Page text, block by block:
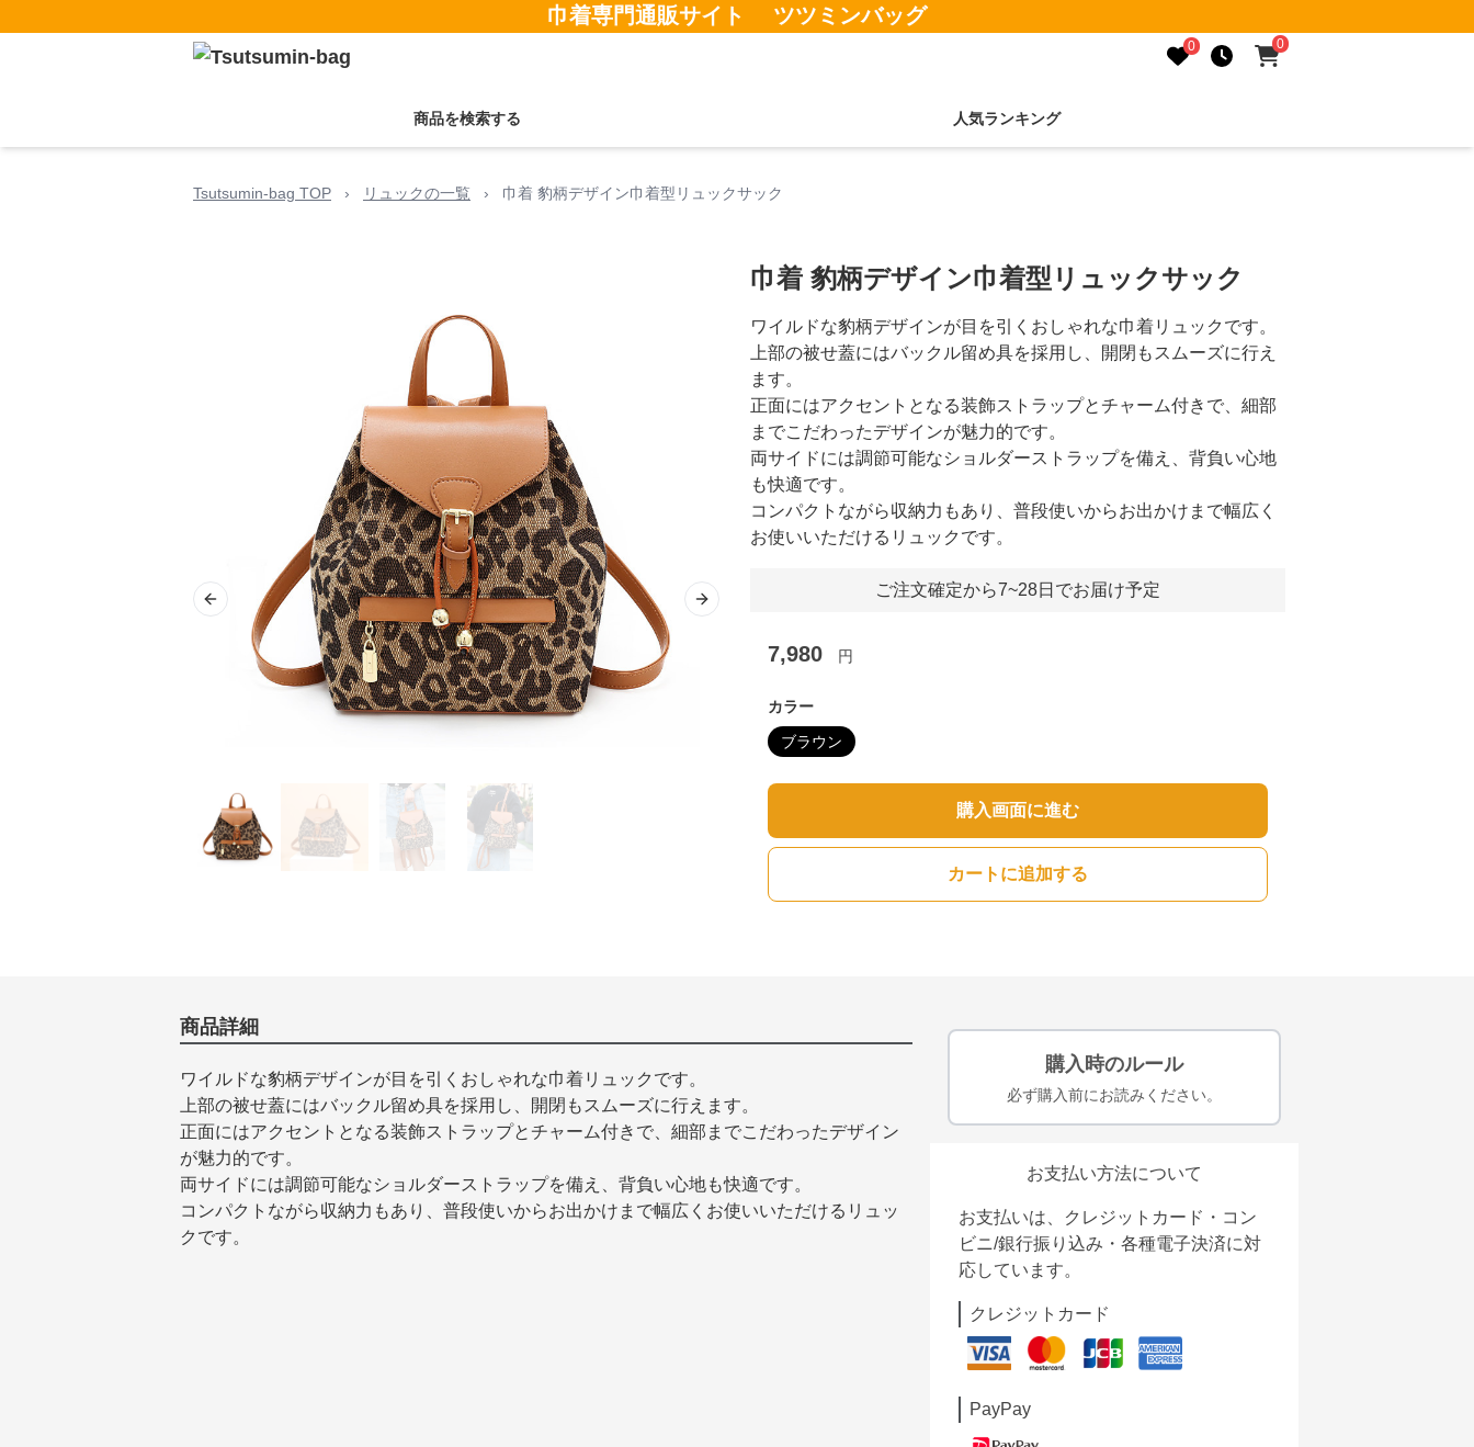
巾着専門通販サイト ツツミンバッグ
0 0
商品を検索する 人気ランキング
Tsutsumin-bag TOP › リュックの一覧 › 巾着 豹柄デザイン巾着型リュックサック
Previous slide Next slide
巾着 豹柄デザイン巾着型リュックサック
ワイルドな豹柄デザインが目を引くおしゃれな巾着リュックです。
上部の被せ蓋にはバックル留め具を採用し、開閉もスムーズに行え
ます。
正面にはアクセントとなる装飾ストラップとチャーム付きで、細部
までこだわったデザインが魅力的です。
両サイドには調節可能なショルダーストラップを備え、背負い心地
も快適です。
コンパクトながら収納力もあり、普段使いからお出かけまで幅広く
お使いいただけるリュックです。
ご注文確定から7~28日でお届け予定
7,980 円
カラー
ブラウン
購入画面に進む
カートに追加する
商品詳細
ワイルドな豹柄デザインが目を引くおしゃれな巾着リュックです。
上部の被せ蓋にはバックル留め具を採用し、開閉もスムーズに行えます。
正面にはアクセントとなる装飾ストラップとチャーム付きで、細部までこだわったデザイン
が魅力的です。
両サイドには調節可能なショルダーストラップを備え、背負い心地も快適です。
コンパクトながら収納力もあり、普段使いからお出かけまで幅広くお使いいただけるリュッ
クです。
購入時のルール
必ず購入前にお読みください。
お支払い方法について
お支払いは、クレジットカード・コン
ビニ/銀行振り込み・各種電子決済に対
応しています。
クレジットカード
PayPay